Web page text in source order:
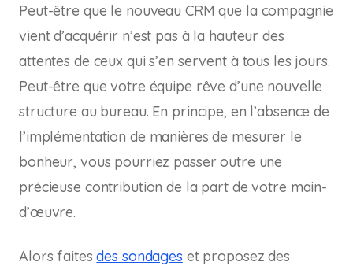
Peut-être que le nouveau CRM que la compagnie
vient d’acquérir n’est pas à la hauteur des
attentes de ceux qui s’en servent à tous les jours.
Peut-être que votre équipe rêve d’une nouvelle
structure au bureau. En principe, en l’absence de
l’implémentation de manières de mesurer le
bonheur, vous pourriez passer outre une
précieuse contribution de la part de votre main-
d’œuvre.
Alors faitesdes sondages et proposez des